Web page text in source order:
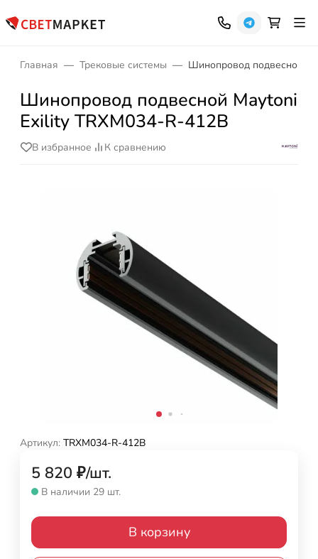
Главная Трековые системы Шинопровод подвесной
Шинопровод подвесной Maytoni
Exility TRXM034-R-412B
В избранное К сравнению
Артикул: TRXM034-R-412B
5 820 ₽/шт.
В наличии 29 шт.
В корзину